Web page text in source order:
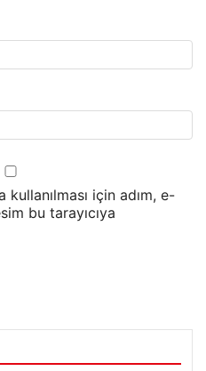
için adım, e-
bu tarayıcıya